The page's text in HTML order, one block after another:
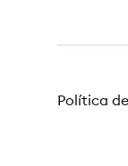
Política